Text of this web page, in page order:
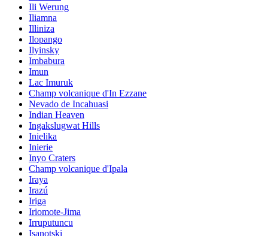
Ili Werung
Iliamna
Illiniza
Ilopango
Ilyinsky
Imbabura
Imun
Lac Imuruk
Champ volcanique d'In Ezzane
Nevado de Incahuasi
Indian Heaven
Ingakslugwat Hills
Inielika
Inierie
Inyo Craters
Champ volcanique d'Ipala
Iraya
Irazú
Iriga
Iriomote-Jima
Irruputuncu
Isanotski